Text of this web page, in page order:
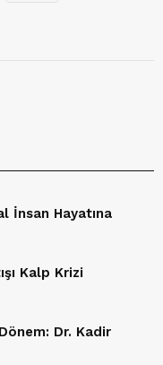
İnsan Hayatına
Kalp Krizi
Dr. Kadir